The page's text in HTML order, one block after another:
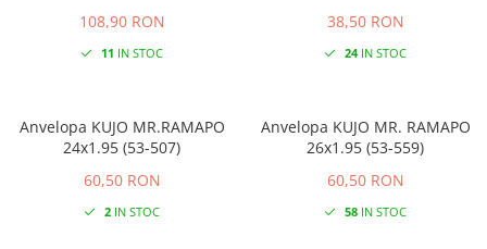
108,90 RON
11 IN STOC
38,50 RON
24IN STOC
Anvelopa KUJO MR.RAMAPO
24x1.95 (53-507)
60,50 RON
2IN STOC
Anvelopa KUJO MR. RAMAPO
26x1.95 (53-559)
60,50 RON
58IN STOC